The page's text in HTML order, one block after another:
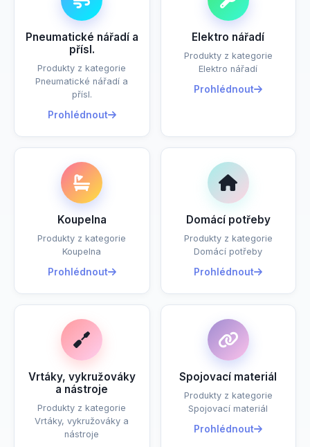
Pneumatické nářadí a
přísl.
Produkty z kategorie
Pneumatické nářadí a
přísl.
Prohlédnout
Elektro nářadí
Produkty z kategorie
Elektro nářadí
Prohlédnout
Koupelna
Produkty z kategorie
Koupelna
Prohlédnout
Domácí potřeby
Produkty z kategorie
Domácí potřeby
Prohlédnout
Vrtáky, vykružováky
a nástroje
Produkty z kategorie
Vrtáky, vykružováky a
nástroje
Spojovací materiál
Produkty z kategorie
Spojovací materiál
Prohlédnout